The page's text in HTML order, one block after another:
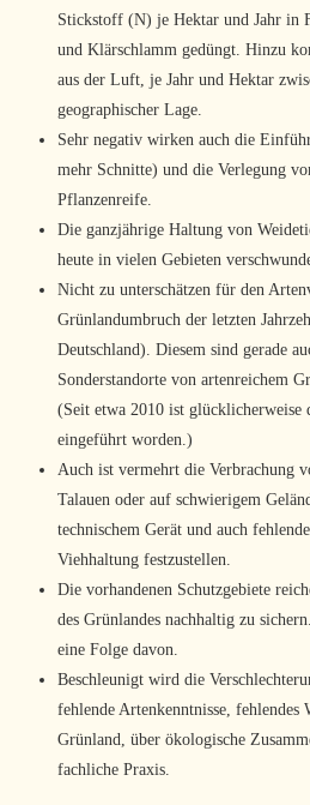
Stickstoff (N) je Hektar und Jahr in
und Klärschlamm gedüngt. Hinzu
aus der Luft, je Jahr und Hektar
geographischer Lage.
Sehr negativ wirken auch die
mehr Schnitte) und die Verlegung
Pflanzenreife.
Die ganzjährige Haltung von
heute in vielen Gebieten
Nicht zu unterschätzen für den
Grünlandumbruch der letzten
Deutschland). Diesem sind gerade
Sonderstandorte von artenreichem
(Seit etwa 2010 ist glücklicherweise
eingeführt worden.)
Auch ist vermehrt die Verbrachung
Talauen oder auf schwierigem
technischem Gerät und auch
Viehhaltung festzustellen.
Die vorhandenen Schutzgebiete
des Grünlandes nachhaltig zu
eine Folge davon.
Beschleunigt wird die
fehlende Artenkenntnisse,
Grünland, über ökologische
fachliche Praxis.